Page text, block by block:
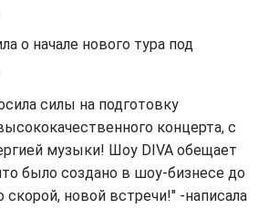
о начале нового тура под
силы на подготовку
концерта, с
музыки! Шоу DIVA обещает
было создано в шоу-бизнесе до
скорой, новой встречи!" -написала